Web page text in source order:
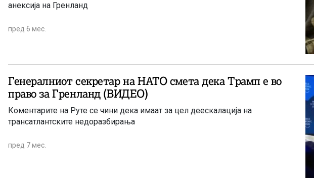
анексија на Гренланд
пред 6 мес.
Генералниот секретар на НАТО смета дека Трамп е во
право за Гренланд (ВИДЕО)
Коментарите на Руте се чини дека имаат за цел деескалација на
трансатлантските недоразбирања
пред 7 мес.